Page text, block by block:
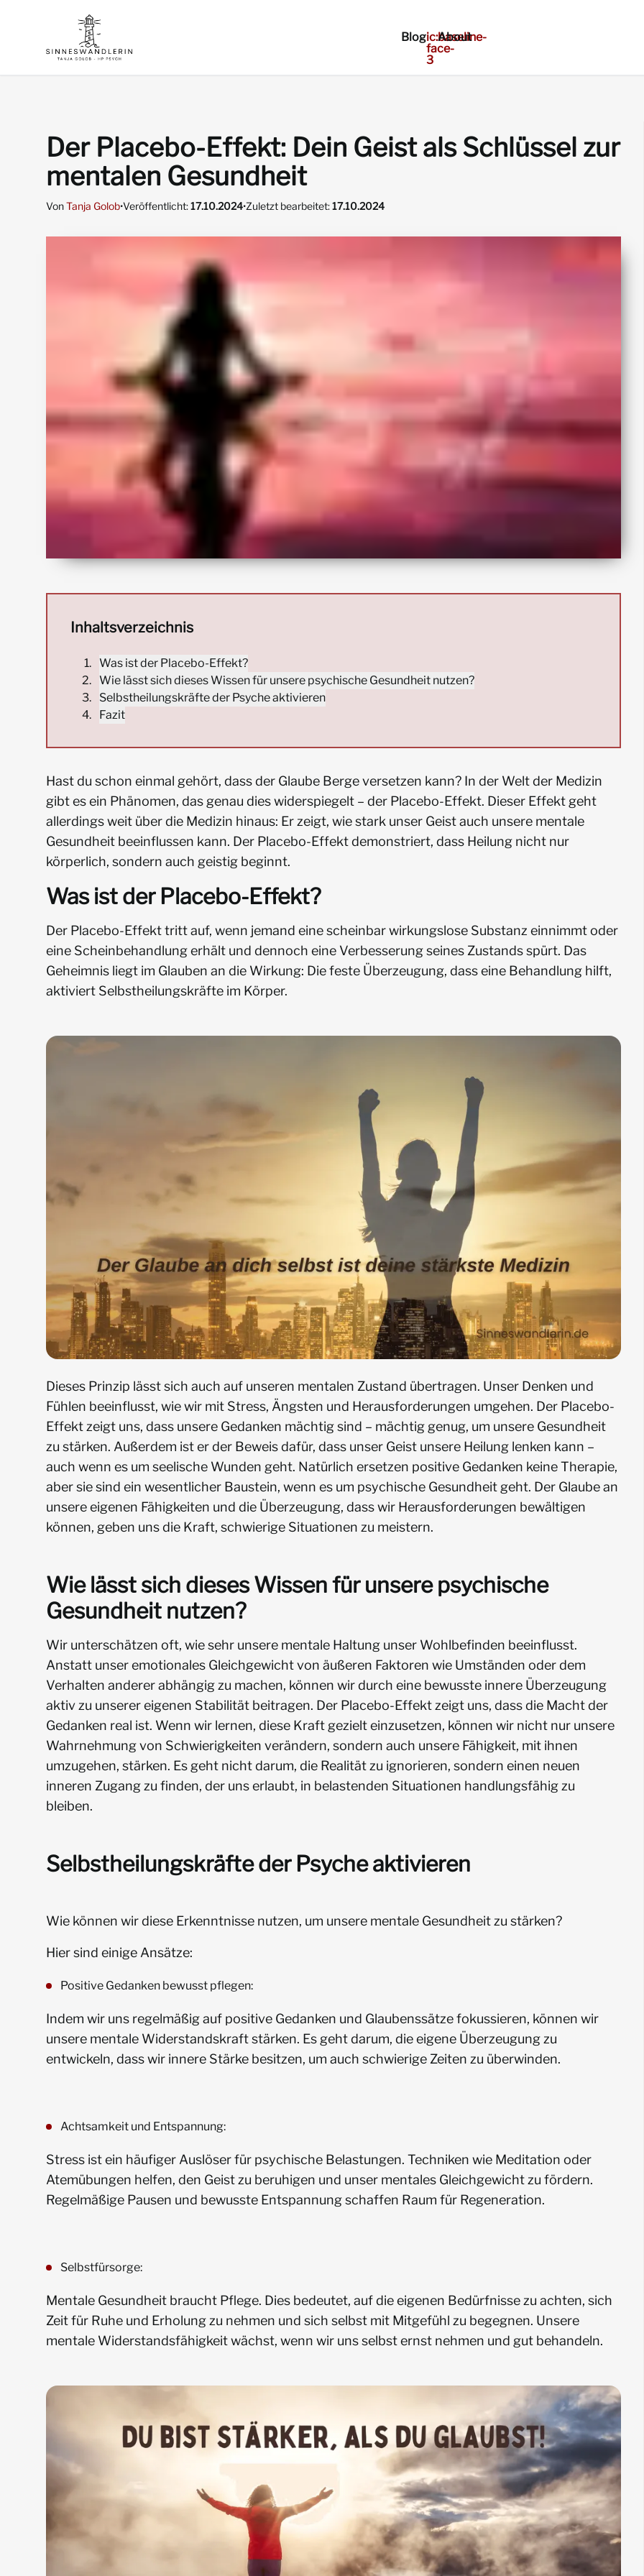
Blogic:baseline-
face-
3
About
Der Placebo-Effekt: Dein Geist als Schlüssel zur
mentalen Gesundheit
VonTanja Golob•Veröffentlicht:17.10.2024•Zuletzt bearbeitet:17.10.2024
Inhaltsverzeichnis
Was ist der Placebo-Effekt?
Wie lässt sich dieses Wissen für unsere psychische Gesundheit nutzen?
Selbstheilungskräfte der Psyche aktivieren
Fazit
Hast du schon einmal gehört, dass der Glaube Berge versetzen kann? In der Welt der Medizin
gibt es ein Phänomen, das genau dies widerspiegelt – der Placebo-Effekt. Dieser Effekt geht
allerdings weit über die Medizin hinaus: Er zeigt, wie stark unser Geist auch unsere mentale
Gesundheit beeinflussen kann. Der Placebo-Effekt demonstriert, dass Heilung nicht nur
körperlich, sondern auch geistig beginnt.
Was ist der Placebo-Effekt?
Der Placebo-Effekt tritt auf, wenn jemand eine scheinbar wirkungslose Substanz einnimmt oder
eine Scheinbehandlung erhält und dennoch eine Verbesserung seines Zustands spürt. Das
Geheimnis liegt im Glauben an die Wirkung: Die feste Überzeugung, dass eine Behandlung hilft,
aktiviert Selbstheilungskräfte im Körper.
Dieses Prinzip lässt sich auch auf unseren mentalen Zustand übertragen. Unser Denken und
Fühlen beeinflusst, wie wir mit Stress, Ängsten und Herausforderungen umgehen. Der Placebo-
Effekt zeigt uns, dass unsere Gedanken mächtig sind – mächtig genug, um unsere Gesundheit
zu stärken. Außerdem ist er der Beweis dafür, dass unser Geist unsere Heilung lenken kann –
auch wenn es um seelische Wunden geht. Natürlich ersetzen positive Gedanken keine Therapie,
aber sie sind ein wesentlicher Baustein, wenn es um psychische Gesundheit geht. Der Glaube an
unsere eigenen Fähigkeiten und die Überzeugung, dass wir Herausforderungen bewältigen
können, geben uns die Kraft, schwierige Situationen zu meistern.
Wie lässt sich dieses Wissen für unsere psychische
Gesundheit nutzen?
Wir unterschätzen oft, wie sehr unsere mentale Haltung unser Wohlbefinden beeinflusst.
Anstatt unser emotionales Gleichgewicht von äußeren Faktoren wie Umständen oder dem
Verhalten anderer abhängig zu machen, können wir durch eine bewusste innere Überzeugung
aktiv zu unserer eigenen Stabilität beitragen. Der Placebo-Effekt zeigt uns, dass die Macht der
Gedanken real ist. Wenn wir lernen, diese Kraft gezielt einzusetzen, können wir nicht nur unsere
Wahrnehmung von Schwierigkeiten verändern, sondern auch unsere Fähigkeit, mit ihnen
umzugehen, stärken. Es geht nicht darum, die Realität zu ignorieren, sondern einen neuen
inneren Zugang zu finden, der uns erlaubt, in belastenden Situationen handlungsfähig zu
bleiben.
Selbstheilungskräfte der Psyche aktivieren
Wie können wir diese Erkenntnisse nutzen, um unsere mentale Gesundheit zu stärken?
Hier sind einige Ansätze:
Positive Gedanken bewusst pflegen:
Indem wir uns regelmäßig auf positive Gedanken und Glaubenssätze fokussieren, können wir
unsere mentale Widerstandskraft stärken. Es geht darum, die eigene Überzeugung zu
entwickeln, dass wir innere Stärke besitzen, um auch schwierige Zeiten zu überwinden.
Achtsamkeit und Entspannung:
Stress ist ein häufiger Auslöser für psychische Belastungen. Techniken wie Meditation oder
Atemübungen helfen, den Geist zu beruhigen und unser mentales Gleichgewicht zu fördern.
Regelmäßige Pausen und bewusste Entspannung schaffen Raum für Regeneration.
Selbstfürsorge:
Mentale Gesundheit braucht Pflege. Dies bedeutet, auf die eigenen Bedürfnisse zu achten, sich
Zeit für Ruhe und Erholung zu nehmen und sich selbst mit Mitgefühl zu begegnen. Unsere
mentale Widerstandsfähigkeit wächst, wenn wir uns selbst ernst nehmen und gut behandeln.